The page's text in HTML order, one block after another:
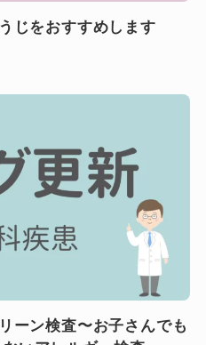
じをおすすめします
ーン検査〜お子さんでも